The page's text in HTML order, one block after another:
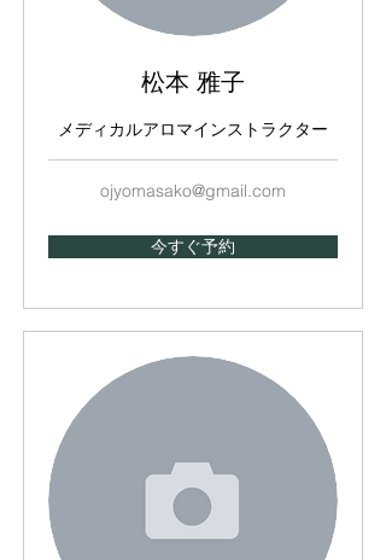
松本 雅子
メディカルアロマインストラクター
ojyomasako@gmail.com
今すぐ予約